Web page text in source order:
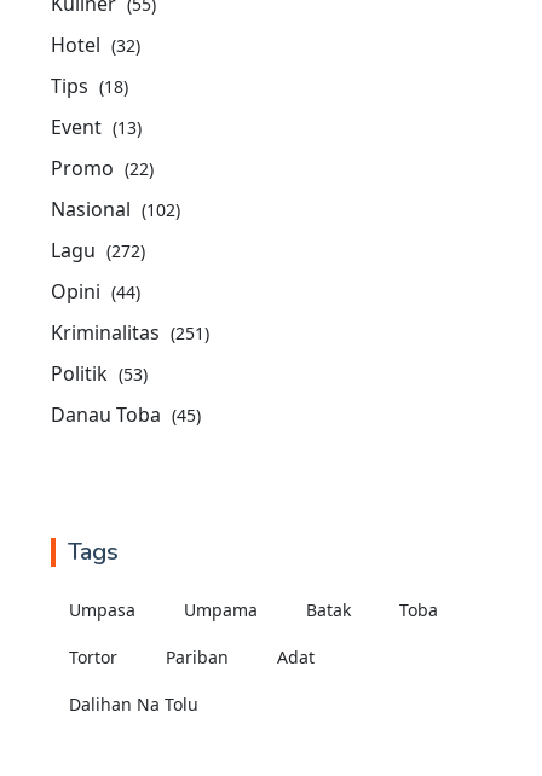
(55)
Hotel (32)
Tips (18)
Event (13)
Promo (22)
Nasional (102)
Lagu (272)
Opini (44)
Kriminalitas (251)
Politik (53)
Danau Toba (45)
Tags
Umpasa Umpama Batak Toba
Tortor Pariban Adat
Dalihan Na Tolu